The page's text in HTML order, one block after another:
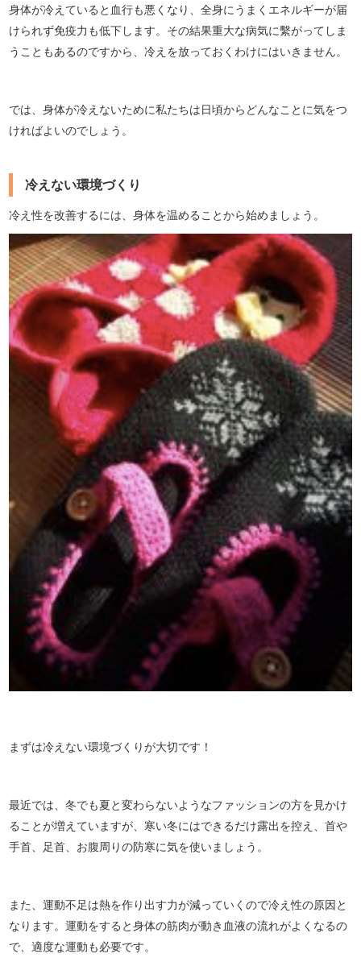
身体が冷えていると血行も悪くなり、全身にうまくエネルギーが届
けられず免疫力も低下します。その結果重大な病気に繫がってしま
うこともあるのですから、冷えを放っておくわけにはいきません。
では、身体が冷えないために私たちは日頃からどんなことに気をつ
ければよいのでしょう。
冷えない環境づくり
冷え性を改善するには、身体を温めることから始めましょう。
まずは冷えない環境づくりが大切です！
最近では、冬でも夏と変わらないようなファッションの方を見かけ
ることが増えていますが、寒い冬にはできるだけ露出を控え、首や
手首、足首、お腹周りの防寒に気を使いましょう。
また、運動不足は熱を作り出す力が減っていくので冷え性の原因と
なります。運動をすると身体の筋肉が動き血液の流れがよくなるの
で、適度な運動も必要です。